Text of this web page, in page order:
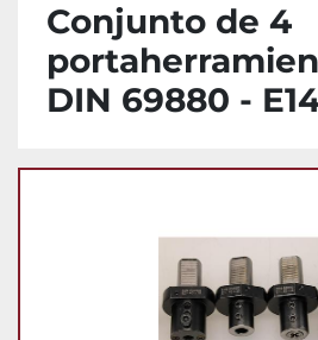
Conjunto de 4
DIN 69880 -